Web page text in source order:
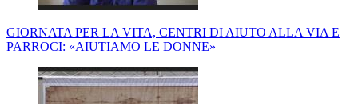
GIORNATA PER LA VITA, CENTRI DI AIUTO ALLA VIA E
PARROCI: «AIUTIAMO LE DONNE»